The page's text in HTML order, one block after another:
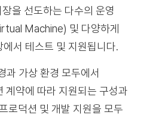
을 선도하는 다수의 운영
Machine) 및 다양하게
서 테스트 및 지원됩니다.
가상 환경 모두에서
계약에 따라 지원되는 구성과
로덕션 및 개발 지원을 모두